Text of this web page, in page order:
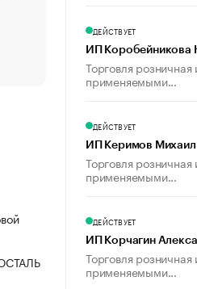
Что обвинения против
пользователей
ДЕЙСТВУЕТ
ИП Коробейникова
Торговля розничная
применяемыми...
ДЕЙСТВУЕТ
ИП Керимов
Торговля розничная
применяемыми...
ДЕЙСТВУЕТ
ИП Корчагин
Торговля розничная
применяемыми...